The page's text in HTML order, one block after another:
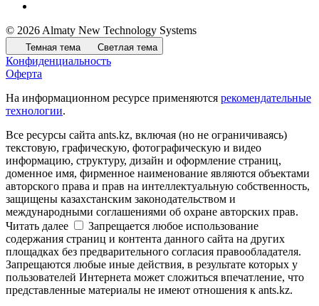
© 2026 Almaty New Technology Systems
Темная тема Светлая тема
Конфиденциальность
Оферта
На информационном ресурсе применяются рекомендательные
технологии.
Все ресурсы сайта ants.kz, включая (но не ограничиваясь)
текстовую, графическую, фотографическую и видео
информацию, структуру, дизайн и оформление страниц,
доменное имя, фирменное наименование являются объектами
авторского права и прав на интеллектуальную собственность,
защищены казахстанским законодательством и
международными соглашениями об охране авторских прав.
Читать далее
Запрещается любое использование
содержания страниц и контента данного сайта на других
площадках без предварительного согласия правообладателя.
Запрещаются любые иные действия, в результате которых у
пользователей Интернета может сложиться впечатление, что
представленные материалы не имеют отношения к ants.kz.